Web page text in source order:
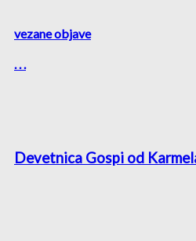
vezane objave
. . .
Devetnica Gospi od